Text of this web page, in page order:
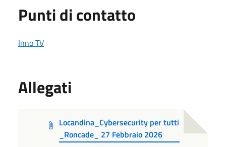
Punti di contatto
Inno TV
Allegati
Locandina_Cybersecurity per tutti
_Roncade_ 27 Febbraio 2026